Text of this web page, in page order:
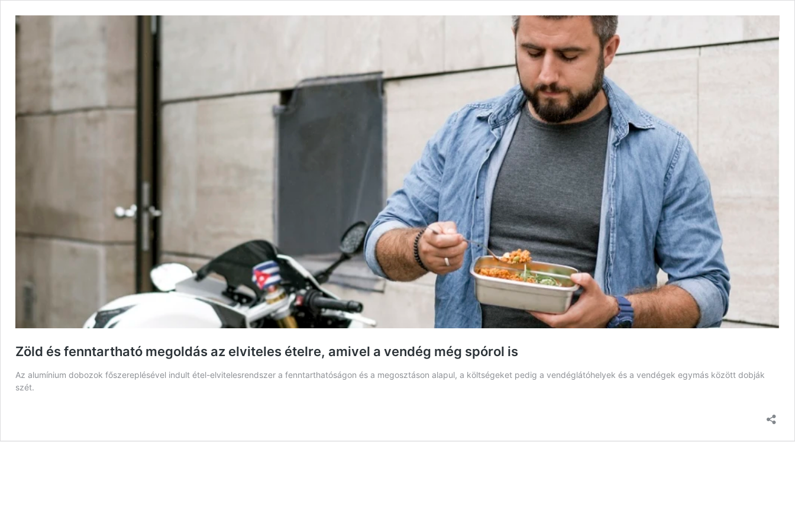
Zöld és fenntartható megoldás az elviteles ételre, amivel a vendég még spórol is
Az alumínium dobozok főszereplésével indult étel-elvitelesrendszer a fenntarthatóságon és a megosztáson alapul, a költségeket pedig a vendéglátóhelyek és a vendégek egymás között dobják
szét.